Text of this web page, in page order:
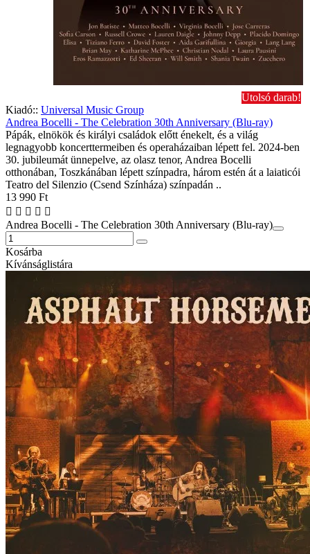
Utolsó darab!
Kiadó:: Universal Music Group
Andrea Bocelli - The Celebration 30th Anniversary (Blu-ray)
Pápák, elnökök és királyi családok előtt énekelt, és a világ
legnagyobb koncerttermeiben és operaházaiban lépett fel. 2024-ben
30. jubileumát ünnepelve, az olasz tenor, Andrea Bocelli
otthonában, Toszkánában lépett színpadra, három estén át a laiaticói
Teatro del Silenzio (Csend Színháza) színpadán ..
13 990 Ft
Andrea Bocelli - The Celebration 30th Anniversary (Blu-ray)
Kosárba
Kívánságlistára